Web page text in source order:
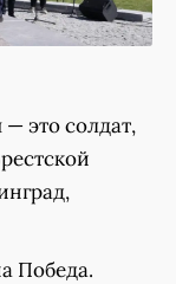
это солдат,
Победа.